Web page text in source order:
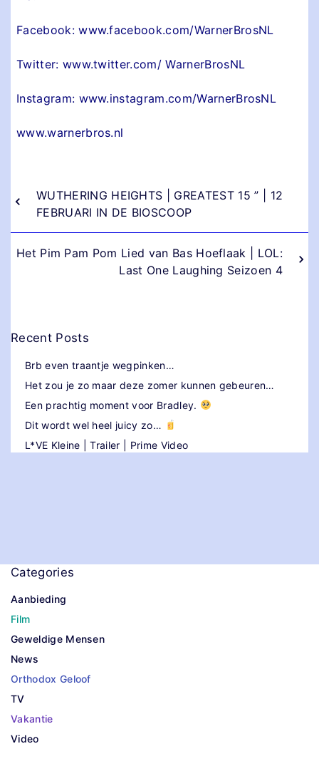
Facebook: www.facebook.com/WarnerBrosNL
Twitter: www.twitter.com/ WarnerBrosNL
Instagram: www.instagram.com/WarnerBrosNL
www.warnerbros.nl
WUTHERING HEIGHTS | GREATEST 15 ” | 12
FEBRUARI IN DE BIOSCOOP
Het Pim Pam Pom Lied van Bas Hoeflaak | LOL:
Last One Laughing Seizoen 4
Recent Posts
Brb even traantje wegpinken…
Het zou je zo maar deze zomer kunnen gebeuren…
Een prachtig moment voor Bradley.
Dit wordt wel heel juicy zo…
L*VE Kleine | Trailer | Prime Video
Categories
Aanbieding
Film
Geweldige Mensen
News
Orthodox Geloof
TV
Vakantie
Video